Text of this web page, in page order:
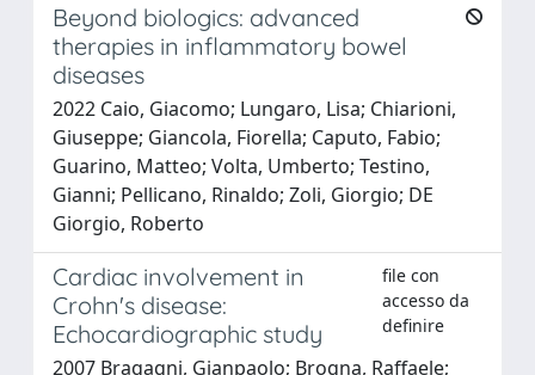
Beyond biologics: advanced
therapies in inflammatory bowel
diseases
2022 Caio, Giacomo; Lungaro, Lisa; Chiarioni,
Giuseppe; Giancola, Fiorella; Caputo, Fabio;
Guarino, Matteo; Volta, Umberto; Testino,
Gianni; Pellicano, Rinaldo; Zoli, Giorgio; DE
Giorgio, Roberto
Cardiac involvement in
Crohn's disease:
Echocardiographic study
file con
accesso da
definire
2007 Bragagni, Gianpaolo; Brogna, Raffaele;